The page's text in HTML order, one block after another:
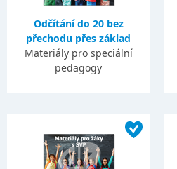
Odčítání do 20 bez
přechodu přes základ
Materiály pro speciální
pedagogy